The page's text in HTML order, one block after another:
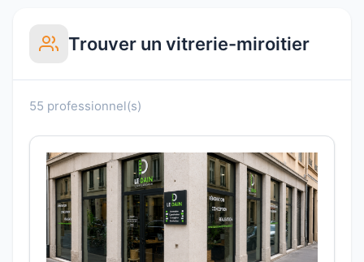
Trouver un vitrerie-miroitier
55 professionnel(s)